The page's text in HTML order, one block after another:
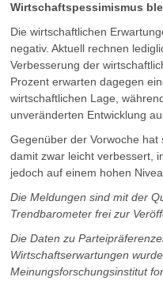
Wirtschaftspessimismus
Die wirtschaftlichen
negativ. Aktuell rechnen
Verbesserung der
Prozent erwarten dagegen
wirtschaftlichen Lage,
unveränderten Entwicklung
Gegenüber der Vorwoche hat
damit zwar leicht verbessert,
jedoch auf einem hohen
Die Meldungen sind mit der
Trendbarometer frei zur
Die Daten zu
Wirtschaftserwartungen
Meinungsforschungsinstitut